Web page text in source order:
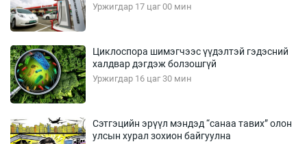
Уржигдар 17 цаг 00 мин
Циклоспора шимэгчээс үүдэлтэй гэдэсний
халдвар дэгдэж болзошгүй
Уржигдар 16 цаг 30 мин
Сэтгэцийн эрүүл мэндэд “санаа тавих” олон
улсын хурал зохион байгуулна